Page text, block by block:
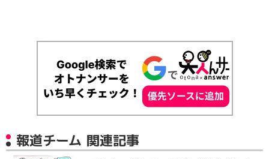
報道チーム 関連記事